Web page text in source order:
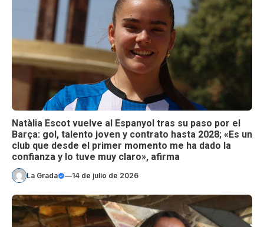
Natàlia Escot vuelve al Espanyol tras su paso por el
Barça: gol, talento joven y contrato hasta 2028; «Es un
club que desde el primer momento me ha dado la
confianza y lo tuve muy claro», afirma
La Grada —14 de julio de 2026